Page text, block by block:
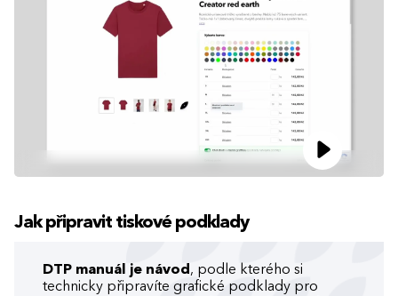
Jak připravit tiskové podklady
DTP manuál je návod , podle kterého si
technicky připravíte grafické podklady pro